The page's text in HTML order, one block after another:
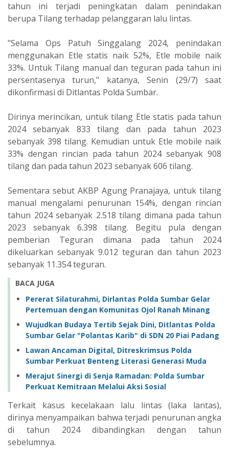
tahun ini terjadi peningkatan dalam penindakan
berupa Tilang terhadap pelanggaran lalu lintas.
"Selama Ops Patuh Singgalang 2024, penindakan
menggunakan Etle statis naik 52%, Etle mobile naik
33%. Untuk Tilang manual dan teguran pada tahun ini
persentasenya turun," katanya, Senin (29/7) saat
dikonfirmasi di Ditlantas Polda Sumbar.
Dirinya merincikan, untuk tilang Etle statis pada tahun
2024 sebanyak 833 tilang dan pada tahun 2023
sebanyak 398 tilang. Kemudian untuk Etle mobile naik
33% dengan rincian pada tahun 2024 sebanyak 908
tilang dan pada tahun 2023 sebanyak 606 tilang.
Sementara sebut AKBP Agung Pranajaya, untuk tilang
manual mengalami penurunan 154%, dengan rincian
tahun 2024 sebanyak 2.518 tilang dimana pada tahun
2023 sebanyak 6.398 tilang. Begitu pula dengan
pemberian Teguran dimana pada tahun 2024
dikeluarkan sebanyak 9.012 teguran dan tahun 2023
sebanyak 11.354 teguran.
BACA JUGA
‎Pererat Silaturahmi, Dirlantas Polda Sumbar Gelar
Pertemuan dengan Komunitas Ojol Ranah Minang
Wujudkan Budaya Tertib Sejak Dini, Ditlantas Polda
Sumbar Gelar "Polantas Karib" di SDN 20 Piai Padang
Lawan Ancaman Digital, Ditreskrimsus Polda
Sumbar Perkuat Benteng Literasi Generasi Muda
Merajut Sinergi di Senja Ramadan: Polda Sumbar
Perkuat Kemitraan Melalui Aksi Sosial
Terkait kasus kecelakaan lalu lintas (laka lantas),
dirinya menyampaikan bahwa terjadi penurunan angka
di tahun 2024 dibandingkan dengan tahun
sebelumnya.